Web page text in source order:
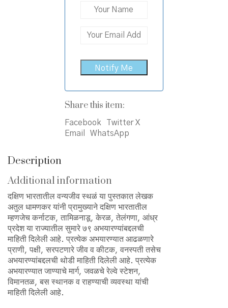
Share this item:
Facebook
Twitter X
Email
WhatsApp
Description
Additional information
दक्षिण भारतातील वन्यजीव स्थळं या पुस्तकात लेखक
अतुल धामणकर यांनी प्रामुख्याने दक्षिण भारतातील
म्हणजेच कर्नाटक, तामिळनाडू, केरळ, तेलंगणा, आंध्र
प्रदेश या राज्यातील सुमारे ७९ अभयारण्यांबद्दलची
माहिती दिलेली आहे. प्रत्येक अभयारण्यात आढळणारे
प्राणी, पक्षी, सरपटणारे जीव व कीटक, वनस्पती तसेच
अभयारण्यांबद्दलची थोडी माहिती दिलेली आहे. प्रत्येक
अभयारण्यात जाण्याचे मार्ग, जवळचे रेल्वे स्टेशन,
विमानतळ, बस स्थानक व राहण्याची व्यवस्था यांची
माहिती दिलेली आहे.